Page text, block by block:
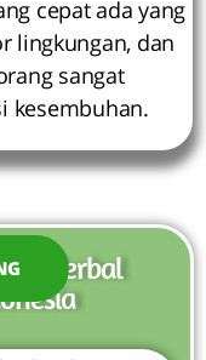
cepat ada yang
lingkungan, dan
sangat
kesembuhan.
Herbal